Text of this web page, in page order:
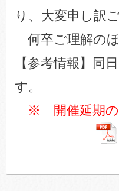
り、大変申し訳
何卒ご理解の
【参考情報】同
す。
※ 開催延期の